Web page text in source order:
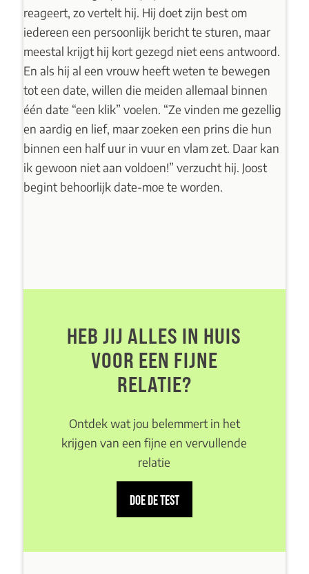
reageert, zo vertelt hij. Hij doet zijn best om
iedereen een persoonlijk bericht te sturen, maar
meestal krijgt hij kort gezegd niet eens antwoord.
En als hij al een vrouw heeft weten te bewegen
tot een date, willen die meiden allemaal binnen
één date “een klik” voelen. “Ze vinden me gezellig
en aardig en lief, maar zoeken een prins die hun
binnen een half uur in vuur en vlam zet. Daar kan
ik gewoon niet aan voldoen!” verzucht hij. Joost
begint behoorlijk date-moe te worden.
HEB JIJ ALLES IN HUIS
VOOR EEN FIJNE
RELATIE?
Ontdek wat jou belemmert in het
krijgen van een fijne en vervullende
relatie
DOE DE TEST